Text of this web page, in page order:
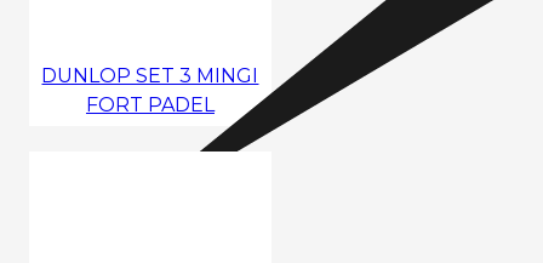
DUNLOP SET 3 MINGI
FORT PADEL